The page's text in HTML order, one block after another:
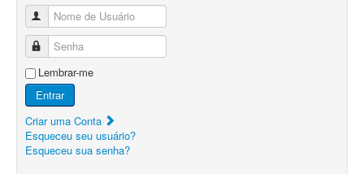
Nome de Usuário
Senha
Lembrar-me
Entrar
Criar uma Conta
Esqueceu seu usuário?
Esqueceu sua senha?